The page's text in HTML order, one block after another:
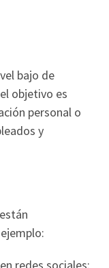
bajo de
objetivo es
personal o
y
redes sociales: